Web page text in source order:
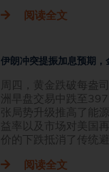
阅读全文
伊朗冲突提振加息预期
周四，黄金跌破每盎
洲早盘交易中跌至
张局势升级推高了能
益率以及市场对美国
价的下跌抵消了传统
阅读全文